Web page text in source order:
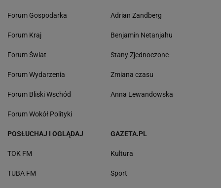
Forum Gospodarka
Forum Kraj
Forum Świat
Forum Wydarzenia
Forum Bliski Wschód
Forum Wokół Polityki
Adrian Zandberg
Benjamin Netanjahu
Stany Zjednoczone
Zmiana czasu
Anna Lewandowska
POSŁUCHAJ I OGLĄDAJ
TOK FM
TUBA FM
GAZETA.PL
Kultura
Sport